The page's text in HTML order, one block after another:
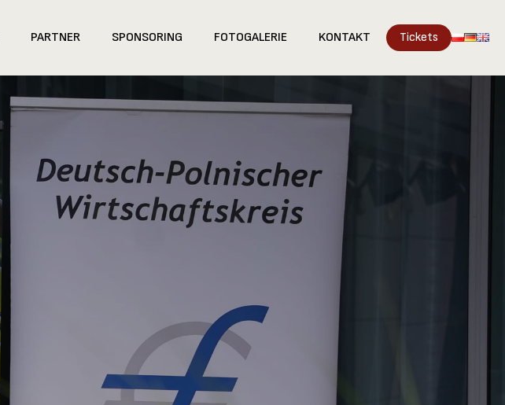
PARTNER SPONSORING FOTOGALERIE KONTAKT Tickets